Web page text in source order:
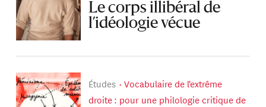
Le corps illibéral de
l’idéologie vécue
Études
Vocabulaire de l'extrême
droite : pour une philologie critique de